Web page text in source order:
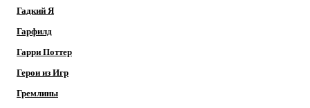
Гадкий Я
Гарфилд
Гарри Поттер
Герои из Игр
Гремлины